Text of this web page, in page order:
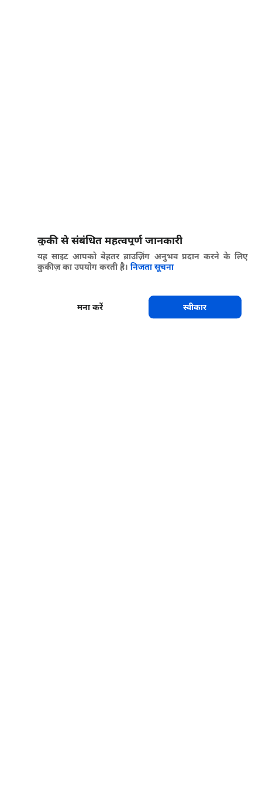
कुकी से संबंधित महत्वपूर्ण जानकारी
यह साइट आपको बेहतर ब्राउज़िंग अनुभव प्रदान करने के लिए
कुकीज़ का उपयोग करती है। निजता सूचना
मना करें स्वीकार